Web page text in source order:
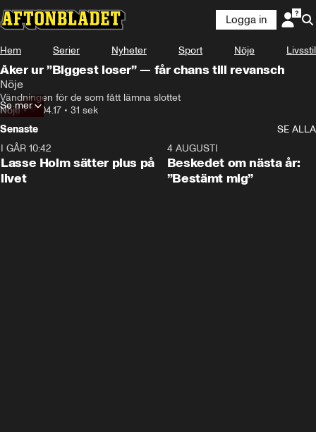
Logga in
Hem Serier Nyheter Sport Nöje Livsstil
Åker ur ”Biggest loser” — får chans till revansch
Nöje
Vändningen för de som fått lämna slottet
Nöje•18.04.17 • 31 sek
Se mer
Senaste
SE ALLA
I GÅR 10:42
Lasse Holm sätter plus på
livet
4 AUGUSTI
Beskedet om nästa år:
”Bestämt mig”